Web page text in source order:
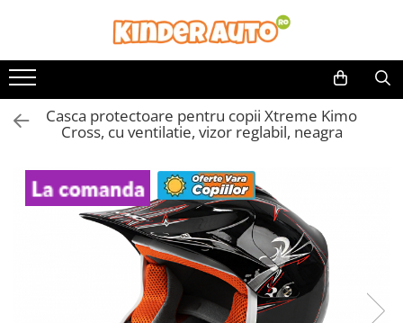
Casca protectoare pentru copii Xtreme Kimo
Cross, cu ventilatie, vizor reglabil, neagra